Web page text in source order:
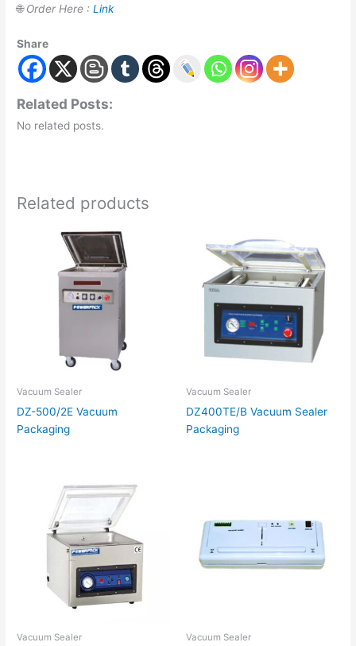
🌐Order Here :Link
Share
Related Posts:
No related posts.
Related products
Vacuum Sealer
DZ-500/2E Vacuum
Packaging
Vacuum Sealer
DZ400TE/B Vacuum Sealer
Packaging
Vacuum Sealer Vacuum Sealer